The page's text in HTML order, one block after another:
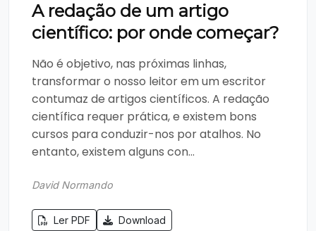
A redação de um artigo
científico: por onde começar?
Não é objetivo, nas próximas linhas,
transformar o nosso leitor em um escritor
contumaz de artigos científicos. A redação
científica requer prática, e existem bons
cursos para conduzir-nos por atalhos. No
entanto, existem alguns con...
David Normando
Ler PDF Download